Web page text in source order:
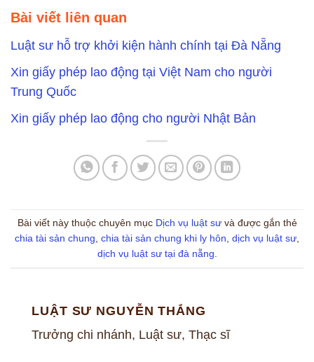
Bài viết liên quan
Luật sư hỗ trợ khởi kiện hành chính tại Đà Nẵng
Xin giấy phép lao động tại Việt Nam cho người
Trung Quốc
Xin giấy phép lao động cho người Nhật Bản
Bài viết này thuộc chuyên mục Dịch vụ luật sưvà được gắn thẻ
chia tài sản chung chia tài sản chung khi ly hôn dịch vụ luật sư
dịch vụ luật sư tại đà nẵng
LUẬT SƯ NGUYỄN THẮNG
Trưởng chi nhánh, Luật sư, Thạc sĩ